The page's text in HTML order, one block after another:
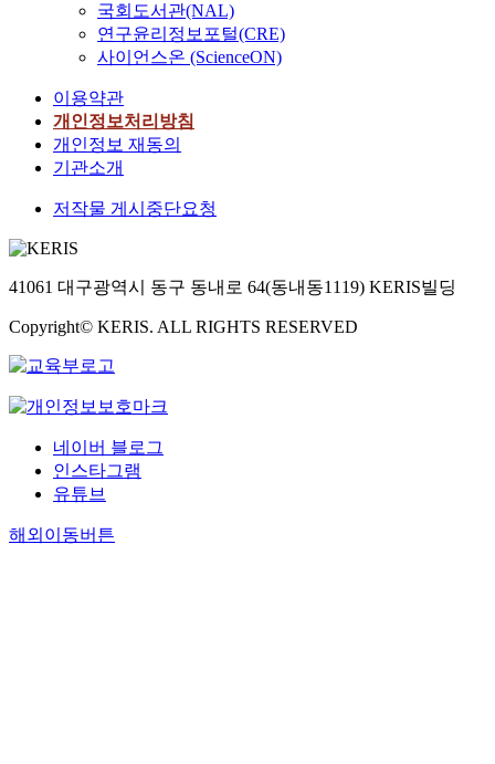
국회도서관(NAL)
연구윤리정보포털(CRE)
사이언스온 (ScienceON)
이용약관
개인정보처리방침
개인정보 재동의
기관소개
저작물 게시중단요청
41061 대구광역시 동구 동내로 64(동내동1119) KERIS빌딩
Copyright© KERIS. ALL RIGHTS RESERVED
네이버 블로그
인스타그램
유튜브
해외이동버튼